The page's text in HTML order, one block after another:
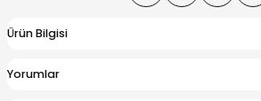
Ürün Bilgisi
Yorumlar